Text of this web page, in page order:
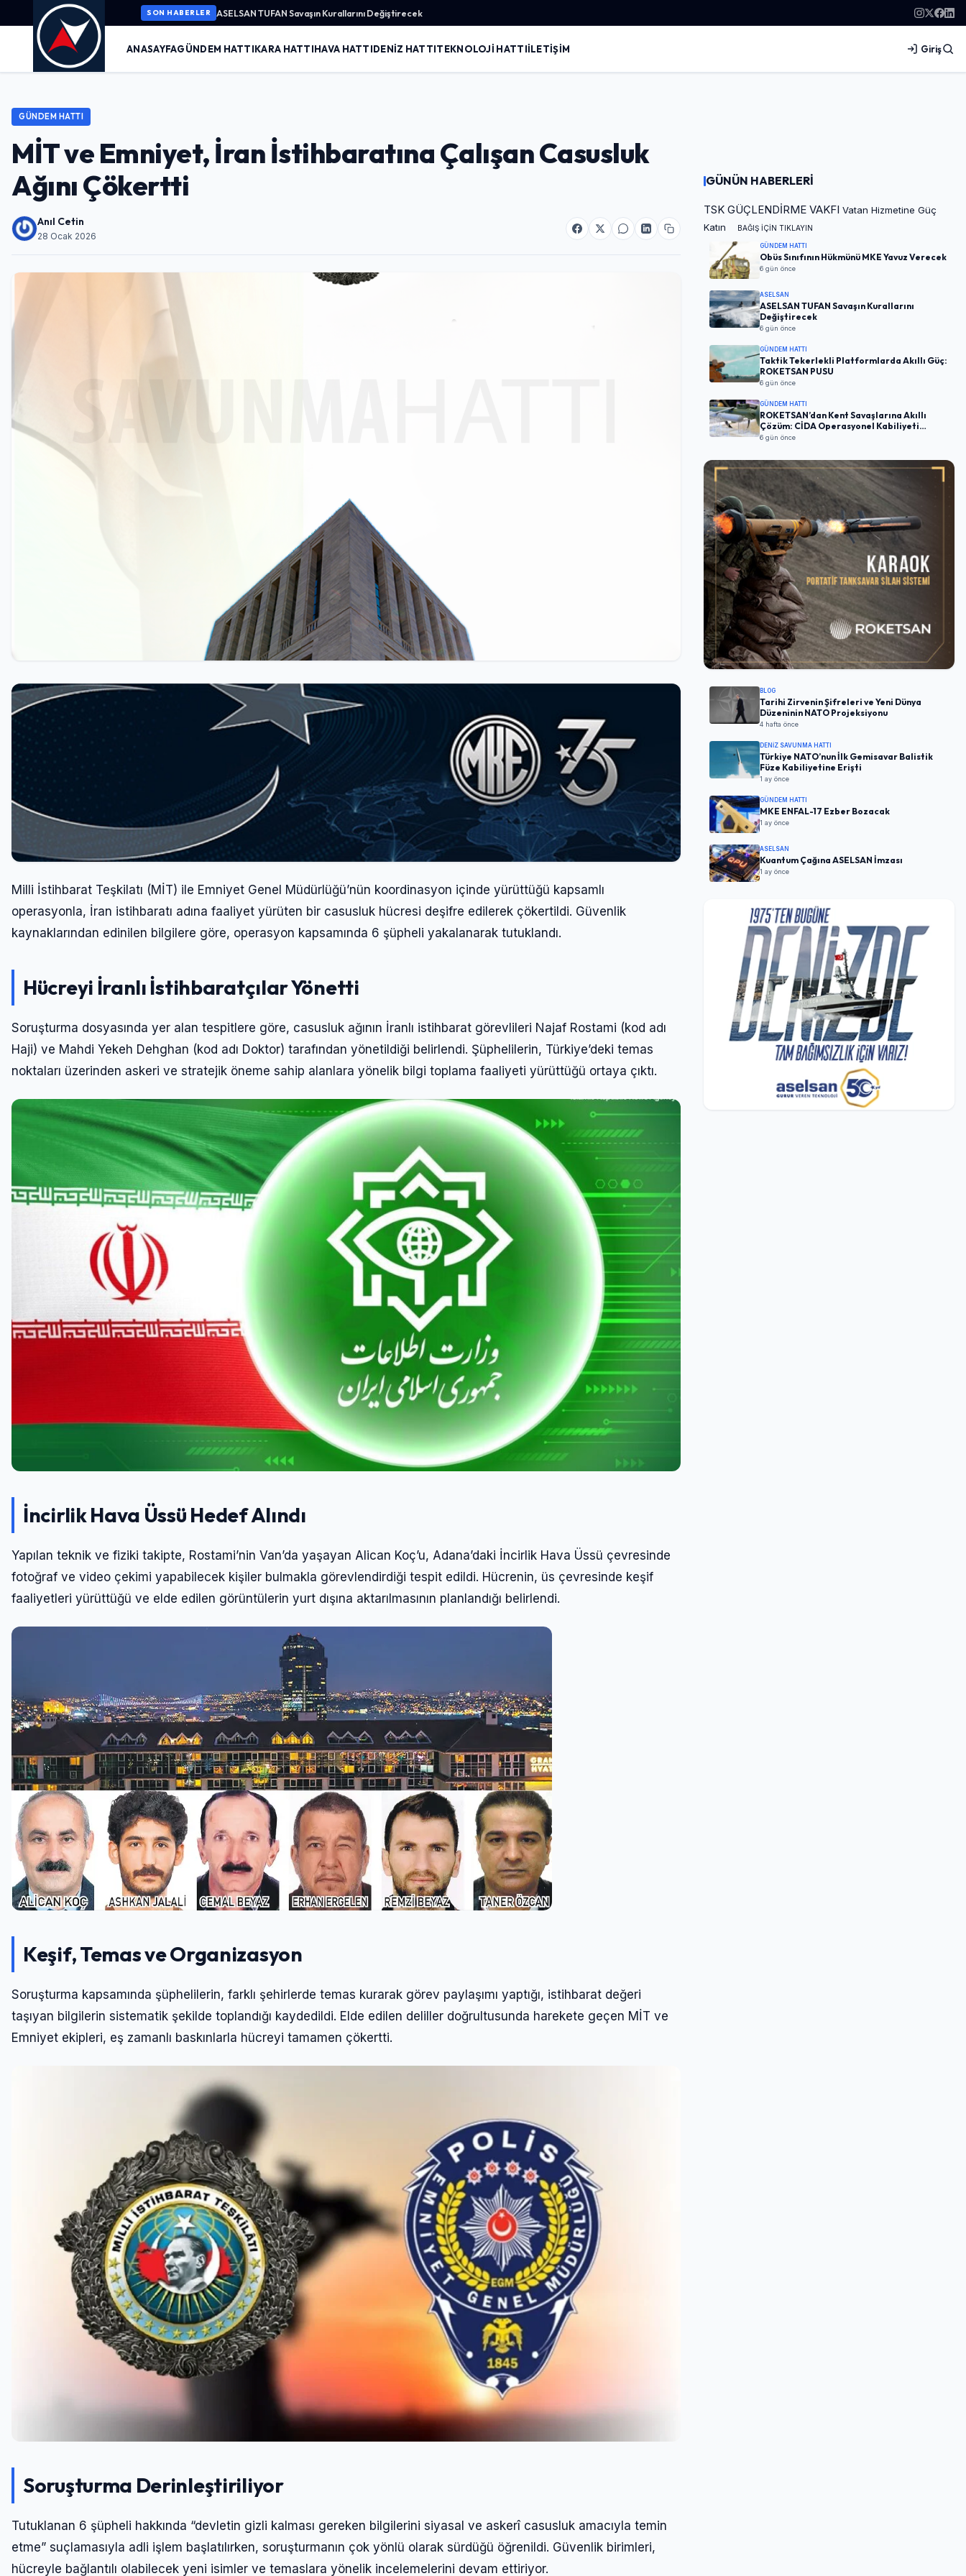
SON HABERLER ASELSAN TUFAN Savaşın Kurallarını Değiştirecek
ANASAYFAGÜNDEM HATTIKARA HATTIHAVA HATTIDENIZ HATTITEKNOLOJI HATTIİLETIŞIM Giriş
GÜNDEM HATTI
MİT ve Emniyet, İran İstihbaratına Çalışan Casusluk
Ağını Çökertti
Anıl Cetin
28 Ocak 2026
Milli İstihbarat Teşkilatı (MİT) ile Emniyet Genel Müdürlüğü’nün koordinasyon içinde yürüttüğü kapsamlı
operasyonla, İran istihbaratı adına faaliyet yürüten bir casusluk hücresi deşifre edilerek çökertildi. Güvenlik
kaynaklarından edinilen bilgilere göre, operasyon kapsamında 6 şüpheli yakalanarak tutuklandı.
Hücreyi İranlı İstihbaratçılar Yönetti
Soruşturma dosyasında yer alan tespitlere göre, casusluk ağının İranlı istihbarat görevlileri Najaf Rostami (kod adı
Haji) ve Mahdi Yekeh Dehghan (kod adı Doktor) tarafından yönetildiği belirlendi. Şüphelilerin, Türkiye’deki temas
noktaları üzerinden askeri ve stratejik öneme sahip alanlara yönelik bilgi toplama faaliyeti yürüttüğü ortaya çıktı.
İncirlik Hava Üssü Hedef Alındı
Yapılan teknik ve fiziki takipte, Rostami’nin Van’da yaşayan Alican Koç’u, Adana’daki İncirlik Hava Üssü çevresinde
fotoğraf ve video çekimi yapabilecek kişiler bulmakla görevlendirdiği tespit edildi. Hücrenin, üs çevresinde keşif
faaliyetleri yürüttüğü ve elde edilen görüntülerin yurt dışına aktarılmasının planlandığı belirlendi.
Keşif, Temas ve Organizasyon
Soruşturma kapsamında şüphelilerin, farklı şehirlerde temas kurarak görev paylaşımı yaptığı, istihbarat değeri
taşıyan bilgilerin sistematik şekilde toplandığı kaydedildi. Elde edilen deliller doğrultusunda harekete geçen MİT ve
Emniyet ekipleri, eş zamanlı baskınlarla hücreyi tamamen çökertti.
Soruşturma Derinleştiriliyor
Tutuklanan 6 şüpheli hakkında “devletin gizli kalması gereken bilgilerini siyasal ve askerî casusluk amacıyla temin
etme” suçlamasıyla adli işlem başlatılırken, soruşturmanın çok yönlü olarak sürdüğü öğrenildi. Güvenlik birimleri,
hücreyle bağlantılı olabilecek yeni isimler ve temaslara yönelik incelemelerini devam ettiriyor.
GÜNÜN HABERLERİ
TSK GÜÇLENDİRME VAKFI Vatan Hizmetine Güç
Katın
BAĞIŞ İÇİN TIKLAYIN
GÜNDEM HATTI
Obüs Sınıfının Hükmünü MKE Yavuz Verecek
6 gün önce
ASELSAN
ASELSAN TUFAN Savaşın Kurallarını
Değiştirecek
6 gün önce
GÜNDEM HATTI
Taktik Tekerlekli Platformlarda Akıllı Güç:
ROKETSAN PUSU
6 gün önce
GÜNDEM HATTI
ROKETSAN’dan Kent Savaşlarına Akıllı
Çözüm: CİDA Operasyonel Kabiliyeti
Artırıyor
6 gün önce
BLOG
Tarihi Zirvenin Şifreleri ve Yeni Dünya
Düzeninin NATO Projeksiyonu
4 hafta önce
DENIZ SAVUNMA HATTI
Türkiye NATO’nun İlk Gemisavar Balistik
Füze Kabiliyetine Erişti
1 ay önce
GÜNDEM HATTI
MKE ENFAL-17 Ezber Bozacak
1 ay önce
ASELSAN
Kuantum Çağına ASELSAN İmzası
1 ay önce
Kullanıcı Adı veya E-posta
Giriş Yap